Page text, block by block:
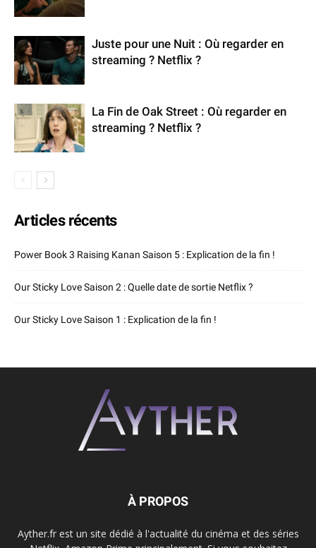
Juste pour une Nuit : Où regarder en
streaming ? Netflix ?
La Fin de Oak Street : Où regarder en
streaming ? Netflix ?
Articles récents
Power Book 3 Raising Kanan Saison 5 : Explication de la fin !
Our Sticky Love Saison 2 : Quelle date de sortie Netflix ?
Our Sticky Love Saison 1 : Explication de la fin !
À PROPOS
Ayther.fr est un site dédié à l'actualité du cinéma et des séries